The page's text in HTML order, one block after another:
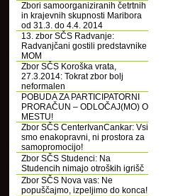
Zbori samoorganiziranih četrtnih
in krajevnih skupnosti Maribora
od 31.3. do 4.4. 2014
13. zbor SČS Radvanje:
Radvanjčani gostili predstavnike
MOM
Zbor SČS Koroška vrata,
27.3.2014: Tokrat zbor bolj
neformalen
POBUDA ZA PARTICIPATORNI
PRORAČUN – ODLOČAJ(MO) O
MESTU!
Zbor SČS CenterIvanCankar: Vsi
smo enakopravni, ni prostora za
samopromocijo!
Zbor SČS Studenci: Na
Studencih nimajo otroških igrišč
Zbor SČS Nova vas: Ne
popuščajmo, izpeljimo do konca!